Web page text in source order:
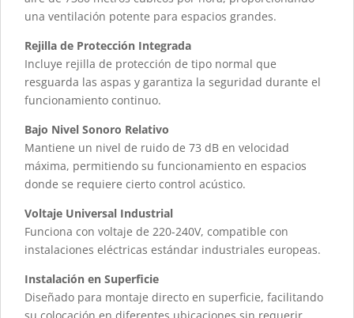
una ventilación potente para espacios grandes.
Rejilla de Protección Integrada
Incluye rejilla de protección de tipo normal que
resguarda las aspas y garantiza la seguridad durante el
funcionamiento continuo.
Bajo Nivel Sonoro Relativo
Mantiene un nivel de ruido de 73 dB en velocidad
máxima, permitiendo su funcionamiento en espacios
donde se requiere cierto control acústico.
Voltaje Universal Industrial
Funciona con voltaje de 220-240V, compatible con
instalaciones eléctricas estándar industriales europeas.
Instalación en Superficie
Diseñado para montaje directo en superficie, facilitando